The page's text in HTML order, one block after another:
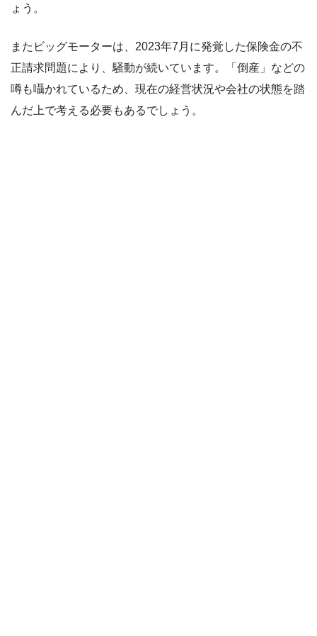
ょう。
またビッグモーターは、2023年7月に発覚した保険金の不
正請求問題により、騒動が続いています。「倒産」などの
噂も囁かれているため、現在の経営状況や会社の状態を踏
んだ上で考える必要もあるでしょう。